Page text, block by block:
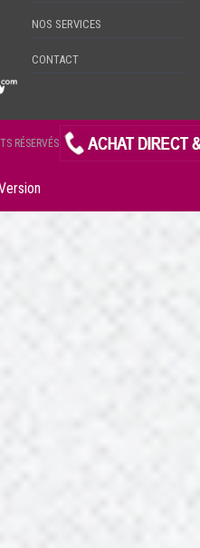
NOS SERVICES
CONTACT
RÉSERVÉS